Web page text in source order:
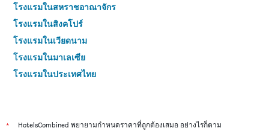
โรงแรมในสหราชอาณาจักร
โรงแรมในสิงคโปร์
โรงแรมในเวียดนาม
โรงแรมในมาเลเซีย
โรงแรมในประเทศไทย
* HotelsCombined พยายามกำหนดราคาที่ถูกต้องเสมอ อย่างไรก็ตาม